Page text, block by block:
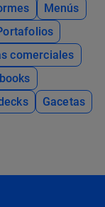
Menús
comerciales
Gacetas